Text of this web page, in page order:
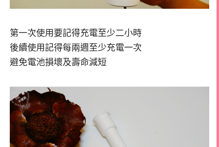
第一次使用要記得充電至少二小時
後續使用記得每兩週至少充電一次
避免電池損壞及壽命減短